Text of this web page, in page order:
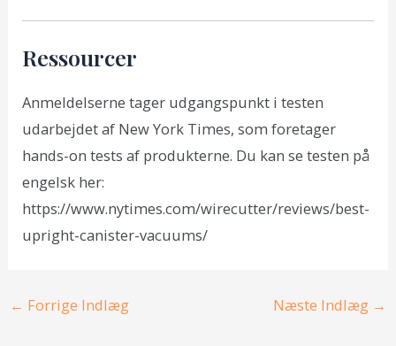
Ressourcer
Anmeldelserne tager udgangspunkt i testen
udarbejdet af New York Times, som foretager
hands-on tests af produkterne. Du kan se testen på
engelsk her:
https://www.nytimes.com/wirecutter/reviews/best-
upright-canister-vacuums/
Post
← Forrige Indlæg Næste Indlæg →